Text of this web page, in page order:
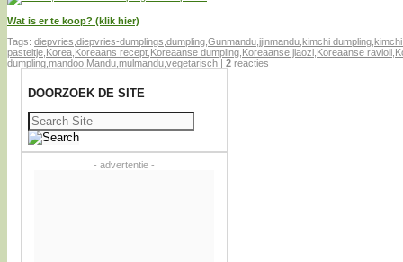
Wat is er te koop? (klik hier)
Tags: diepvries diepvries-dumplings dumpling Gunmandu jjinmandu kimchi dumpling
pasteitje Korea Koreaans recept Koreaanse dumpling Koreaanse jiaozi Koreaanse ravioli
dumpling mandoo Mandu mulmandu vegetarisch | 2 reacties
DOORZOEK DE SITE
Zoeken
naar:
- advertentie -